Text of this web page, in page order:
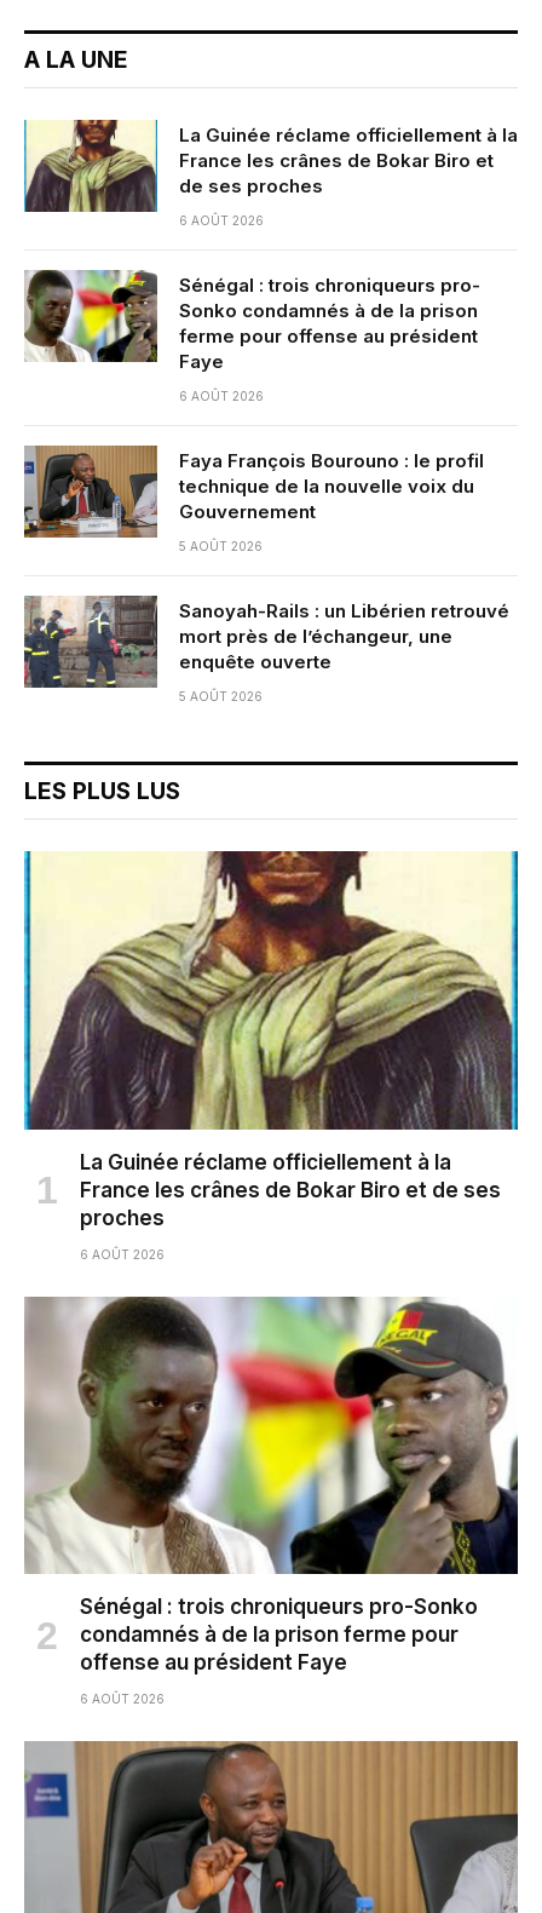
A LA UNE
La Guinée réclame officiellement à la
France les crânes de Bokar Biro et
de ses proches
6 AOÛT 2026
Sénégal : trois chroniqueurs pro-
Sonko condamnés à de la prison
ferme pour offense au président
Faye
6 AOÛT 2026
Faya François Bourouno : le profil
technique de la nouvelle voix du
Gouvernement
5 AOÛT 2026
Sanoyah-Rails : un Libérien retrouvé
mort près de l’échangeur, une
enquête ouverte
5 AOÛT 2026
LES PLUS LUS
La Guinée réclame officiellement à la
France les crânes de Bokar Biro et de ses
proches
6 AOÛT 2026
Sénégal : trois chroniqueurs pro-Sonko
condamnés à de la prison ferme pour
offense au président Faye
6 AOÛT 2026